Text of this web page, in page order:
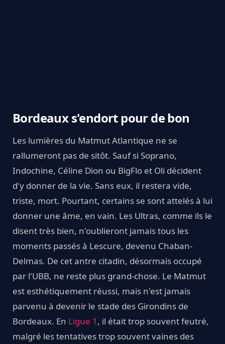
Bordeaux s'endort pour de bon
Les lumières du Matmut Atlantique ne se
rallumeront pas de sitôt. Sauf si Soprano,
Indochine, Céline Dion ou BigFlo et Oli décident
d'y donner de la vie. Sans eux, il restera vide,
triste, mort. Pourtant, certains se sont attelés à lui
donner une âme, en vain. Les Ultras, comme ils le
disent très bien, n'oublieront jamais tous les
moments passés à Lescure, devenu Chaban-
Delmas. De cet antre citadin, désormais occupé
par l'UBB, ne reste plus grand-chose. Le Matmut
est esthétiquement réussi, mais n'est jamais
parvenu à devenir le stade des Girondins de
Bordeaux. En Ligue 1 , il était trop souvent feutré,
malgré les tentatives trop souvent vaines des